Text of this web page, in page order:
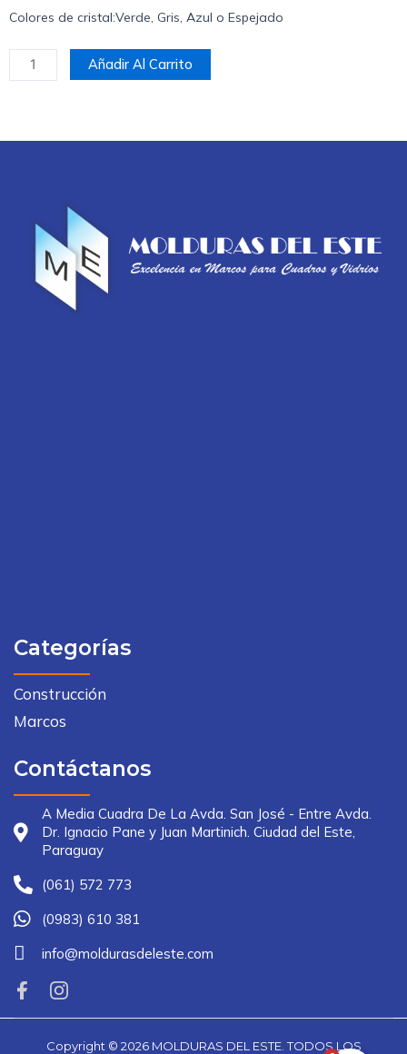
Colores de cristal:Verde, Gris, Azul o Espejado
Añadir Al Carrito
Categorías
Construcción
Marcos
Contáctanos
A Media Cuadra De La Avda. San José - Entre Avda.
Dr. Ignacio Pane y Juan Martinich. Ciudad del Este,
Paraguay
(061) 572 773
(0983) 610 381
info@moldurasdeleste.com
Copyright © 2026MOLDURAS DEL ESTE. TODOS LOS